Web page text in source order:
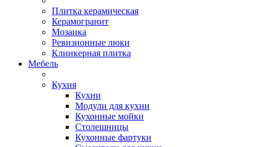
Плитка керамическая
Керамогранит
Мозаика
Ревизионные люки
Клинкерная плитка
Мебель
Кухня
Кухни
Модули для кухни
Кухонные мойки
Столешницы
Кухонные фартуки